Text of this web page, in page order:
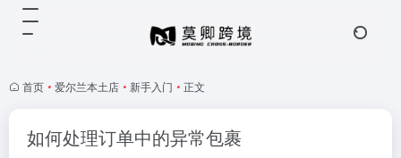
首页 • 爱尔兰本土店 • 新手入门 • 正文
如何处理订单中的异常包裹